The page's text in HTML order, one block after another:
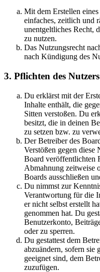
Mit dem Erstellen
einfaches, zeitlich und
unentgeltliches Recht,
zu nutzen.
Das Nutzungsrecht
nach Kündigung des
3. Pflichten des Nutzers
Du erklärst mit der
Inhalte enthält, die
Sitten verstoßen. Du
besitzt, die in deinen
zu setzen bzw. zu
Der Betreiber des
Verstößen gegen diese
Board veröffentlichten
Abmahnung zeitweise
Boards ausschließen
Du nimmst zur
Verantwortung für die
er nicht selbst erstellt
genommen hat. Du
Benutzerkonto,
oder zu sperren.
Du gestattest dem
abzuändern, sofern sie
geeignet sind, dem
zuzufügen.